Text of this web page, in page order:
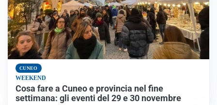
CUNEO
WEEKEND
Cosa fare a Cuneo e provincia nel fine
settimana: gli eventi del 29 e 30 novembre